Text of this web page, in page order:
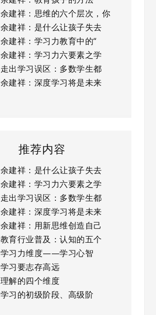
余建祥：思维的六个层次，你
余建祥：是什么让孩子失去
余建祥：学习力教育中的“
余建祥：学习力六要素之学
走出学习误区：多数学生都
余建祥：深度学习将是未来
推荐内容
余建祥：是什么让孩子失去
余建祥：学习力六要素之学
走出学习误区：多数学生都
余建祥：深度学习将是未来
余建祥：用新思维创造自己
教育行业普及：认知的五个
学习力维度——学习心智
学习要志存高远
理解的四个维度
学习的初级阶段、高级阶